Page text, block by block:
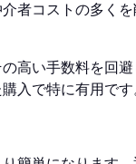
者コストの多く
高い手数料を回
入で特に有用です